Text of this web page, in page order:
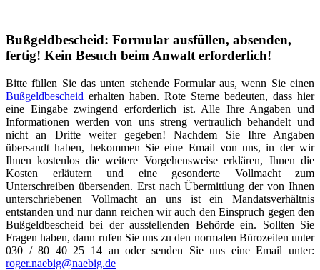
Bußgeldbescheid: Formular ausfüllen, absenden,
fertig! Kein Besuch beim Anwalt erforderlich!
Bitte füllen Sie das unten stehende Formular aus, wenn Sie einen
Bußgeldbescheid erhalten haben. Rote Sterne bedeuten, dass hier
eine Eingabe zwingend erforderlich ist. Alle Ihre Angaben und
Informationen werden von uns streng vertraulich behandelt und
nicht an Dritte weiter gegeben! Nachdem Sie Ihre Angaben
übersandt haben, bekommen Sie eine Email von uns, in der wir
Ihnen kostenlos die weitere Vorgehensweise erklären, Ihnen die
Kosten erläutern und eine gesonderte Vollmacht zum
Unterschreiben übersenden. Erst nach Übermittlung der von Ihnen
unterschriebenen Vollmacht an uns ist ein Mandatsverhältnis
entstanden und nur dann reichen wir auch den Einspruch gegen den
Bußgeldbescheid bei der ausstellenden Behörde ein. Sollten Sie
Fragen haben, dann rufen Sie uns zu den normalen Bürozeiten unter
030 / 80 40 25 14 an oder senden Sie uns eine Email unter:
roger.naebig@naebig.de